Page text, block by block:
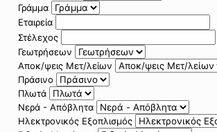
Γράμμα
Εταιρεία
Στέλεχος
Γεωτρήσεων
Αποκ/ψεις Μετ/λείων
Πράσινο
Πλωτά
Νερά - Απόβλητα
Ηλεκτρονικός Εξοπλισμός